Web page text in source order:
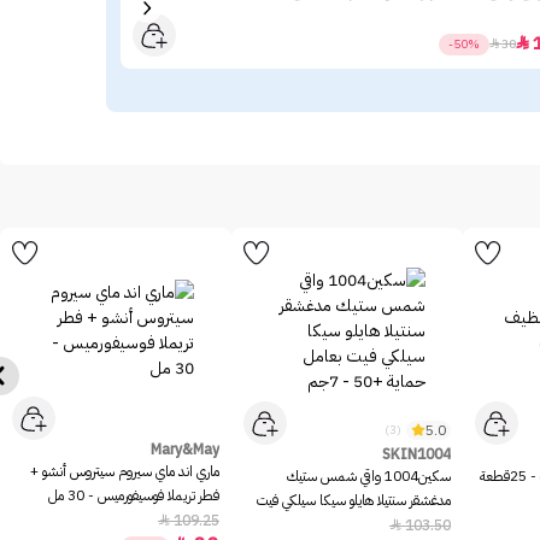

30

-50%
5.0
(3)
SKIN1004
سكين1004 واقي شمس ستيك
مدغشقر سنتيلا هايلو سيكا سيلكي فيت
بعامل حماية +50 - 7جم
103.50

Mary&May
ماري اند ماي سيروم سيتروس أنشو +
فطر تريملا فوسيفورميس - 30 مل
109.25
